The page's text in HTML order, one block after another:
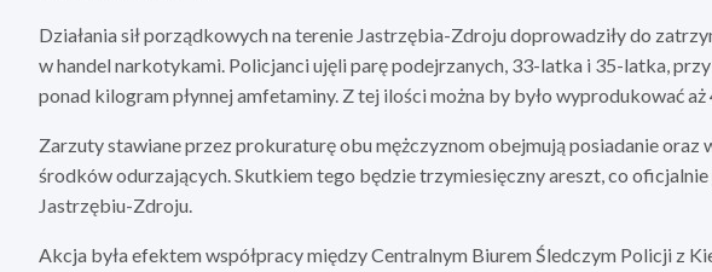
Działania sił porządkowych na terenie Jastrzębia-Zdroju doprowadziły do
w handel narkotykami. Policjanci ujęli parę podejrzanych, 33-latka i 35-latka,
ponad kilogram płynnej amfetaminy. Z tej ilości można by było wyprodukować
Zarzuty stawiane przez prokuraturę obu mężczyznom obejmują posiadanie
środków odurzających. Skutkiem tego będzie trzymiesięczny areszt, co
Jastrzębiu-Zdroju.
Akcja była efektem współpracy między Centralnym Biurem Śledczym Policji z